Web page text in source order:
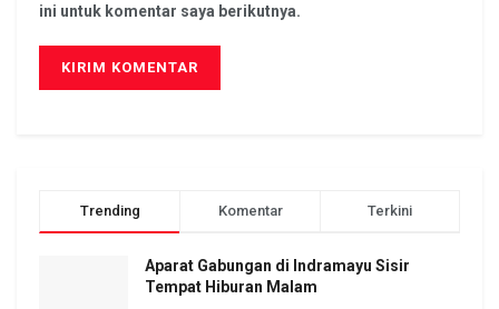
ini untuk komentar saya berikutnya.
Trending Komentar Terkini
Aparat Gabungan di Indramayu Sisir
Tempat Hiburan Malam